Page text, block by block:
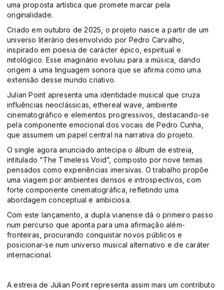
uma proposta artística que promete marcar pela
originalidade.
Criado em outubro de 2025, o projeto nasce a partir de um
universo literário desenvolvido por Pedro Carvalho,
inspirado em poesia de carácter épico, espiritual e
mitológico. Esse imaginário evoluiu para a música, dando
origem a uma linguagem sonora que se afirma como uma
extensão desse mundo criativo.
Julian Point apresenta uma identidade musical que cruza
influências neoclássicas, ethereal wave, ambiente
cinematográfico e elementos progressivos, destacando-se
pela componente emocional dos vocais de Pedro Cunha,
que assumem um papel central na narrativa do projeto.
O single agora anunciado antecipa o álbum de estreia,
intitulado “The Timeless Void”, composto por nove temas
pensados como experiências imersivas. O trabalho propõe
uma viagem por ambientes densos e introspectivos, com
forte componente cinematográfica, refletindo uma
abordagem conceptual e ambiciosa.
Com este lançamento, a dupla vianense dá o primeiro passo
num percurso que aponta para uma afirmação além-
fronteiras, procurando conquistar novos públicos e
posicionar-se num universo musical alternativo e de caráter
internacional.
A estreia de Julian Point representa assim mais um contributo